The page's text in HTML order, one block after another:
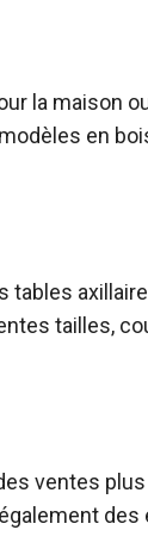
la maison
en
tables
tailles,
ventes
des